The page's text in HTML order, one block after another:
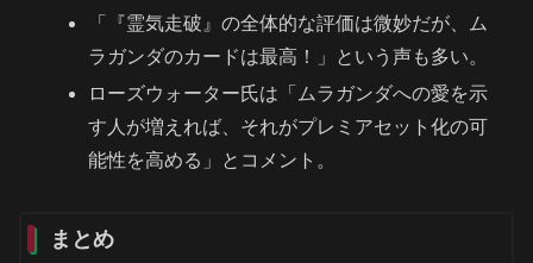
「『霊気走破』の全体的な評価は微妙だが、ム
ラガンダのカードは最高！」という声も多い。
ローズウォーター氏は「ムラガンダへの愛を示
す人が増えれば、それがプレミアセット化の可
能性を高める」とコメント。
まとめ